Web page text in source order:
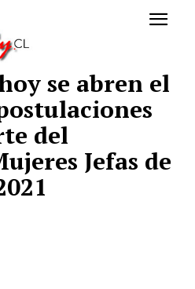
se abren el
del
Jefas de